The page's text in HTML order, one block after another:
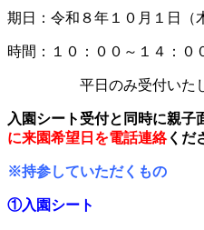
期日：令和８年１０月１日
時間：１０：００～１４：
平日のみ受付いたし
入園シート受付と同時に親子
に来園希望日を電話連絡くだ
※持参していただくもの
①入園シート